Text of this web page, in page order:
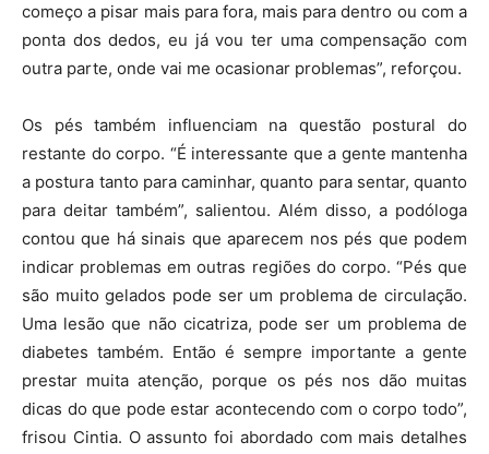
começo a pisar mais para fora, mais para dentro ou com a
ponta dos dedos, eu já vou ter uma compensação com
outra parte, onde vai me ocasionar problemas”, reforçou.
Os pés também influenciam na questão postural do
restante do corpo. “É interessante que a gente mantenha
a postura tanto para caminhar, quanto para sentar, quanto
para deitar também”, salientou. Além disso, a podóloga
contou que há sinais que aparecem nos pés que podem
indicar problemas em outras regiões do corpo. “Pés que
são muito gelados pode ser um problema de circulação.
Uma lesão que não cicatriza, pode ser um problema de
diabetes também. Então é sempre importante a gente
prestar muita atenção, porque os pés nos dão muitas
dicas do que pode estar acontecendo com o corpo todo”,
frisou Cintia. O assunto foi abordado com mais detalhes